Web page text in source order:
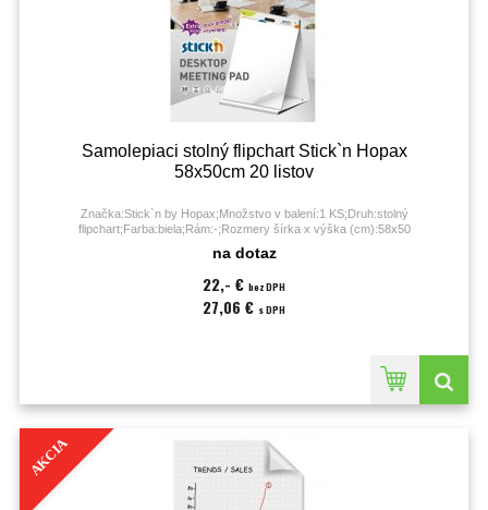
Samolepiaci stolný flipchart Stick`n Hopax
58x50cm 20 listov
Značka:Stick`n by Hopax;Množstvo v balení:1 KS;Druh:stolný
flipchart;Farba:biela;Rám:-;Rozmery šírka x výška (cm):58x50
na dotaz
22,- € bez DPH
27,06 € s DPH
AKCIA